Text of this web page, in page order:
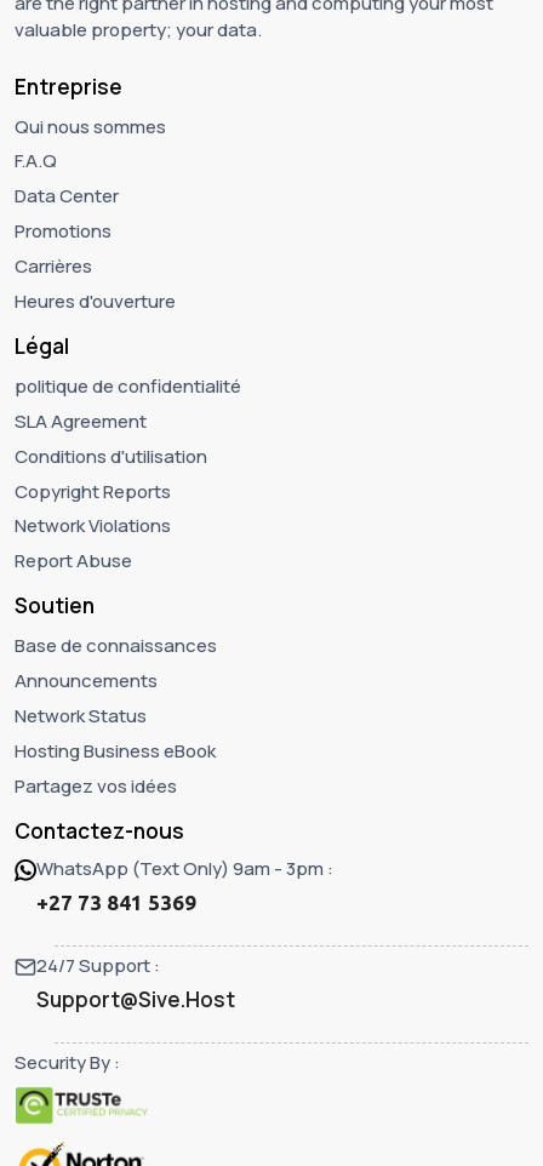
valuable property; your data.
Entreprise
Qui nous sommes
F.A.Q
Data Center
Promotions
Carrières
Heures d'ouverture
Légal
politique de confidentialité
SLA Agreement
Conditions d'utilisation
Copyright Reports
Network Violations
Report Abuse
Soutien
Base de connaissances
Announcements
Network Status
Hosting Business eBook
Partagez vos idées
Contactez-nous
WhatsApp (Text Only) 9am - 3pm :
+27 73 841 5369
24/7 Support :
Support@Sive.Host
Security By :